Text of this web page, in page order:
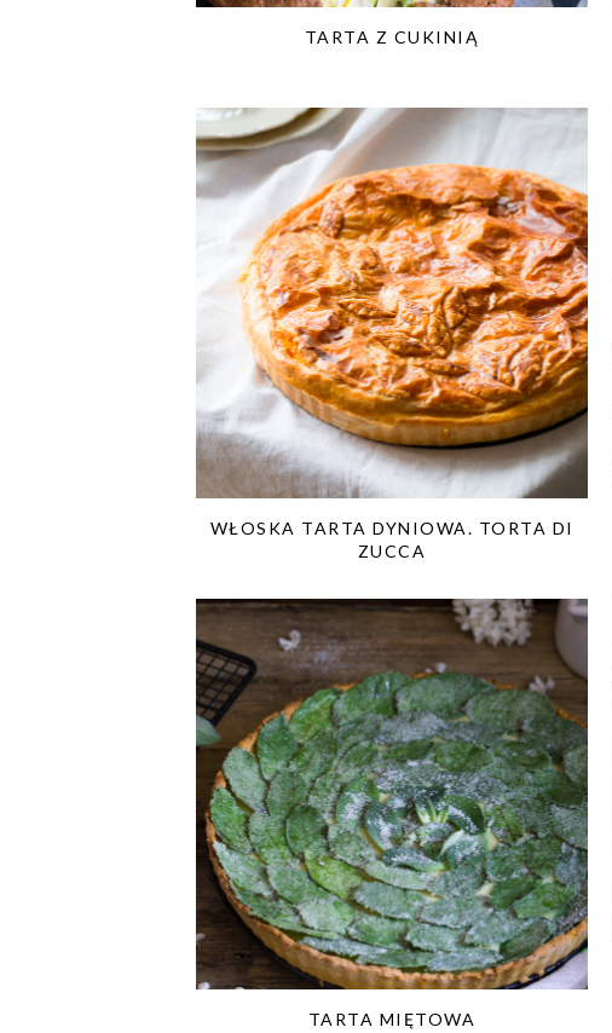
TARTA Z CUKINIĄ
WŁOSKA TARTA DYNIOWA. TORTA DI
ZUCCA
TARTA MIĘTOWA